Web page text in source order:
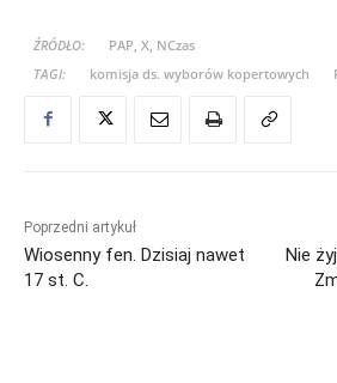
ŹRÓDŁO:
PAP, X, NCzas
TAGI:
komisja ds. wyborów kopertowych
Poprzedni artykuł
Wiosenny fen. Dzisiaj nawet
17 st. C.
Nie